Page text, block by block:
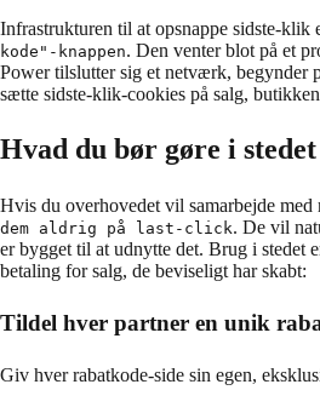
Infrastrukturen til at opsnappe sidste-klik
kode"-knappen. Den venter blot på et
Power tilslutter sig et netværk, begynder
sætte sidste-klik-cookies på salg,
Hvad du bør gøre i stedet
Hvis du overhovedet vil samarbejde med
dem aldrig på last-click. De vil
er bygget til at udnytte det. Brug i stedet
betaling for salg, de beviseligt har skabt:
Tildel hver partner en unik
Giv hver rabatkode-side sin egen,